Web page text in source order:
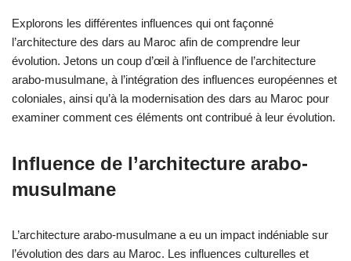
Explorons les différentes influences qui ont façonné
l’architecture des dars au Maroc afin de comprendre leur
évolution. Jetons un coup d’œil à l’influence de l’architecture
arabo-musulmane, à l’intégration des influences européennes et
coloniales, ainsi qu’à la modernisation des dars au Maroc pour
examiner comment ces éléments ont contribué à leur évolution.
Influence de l’architecture arabo-
musulmane
L’architecture arabo-musulmane a eu un impact indéniable sur
l’évolution des dars au Maroc. Les influences culturelles et